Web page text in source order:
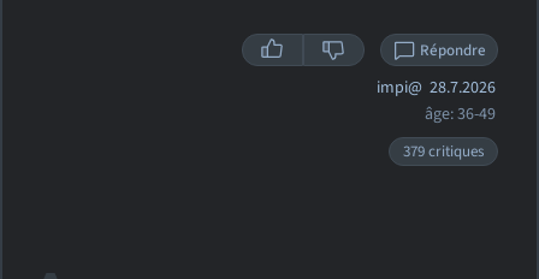
Répondre
impi@ 28.7.2026
âge: 36-49
379 critiques